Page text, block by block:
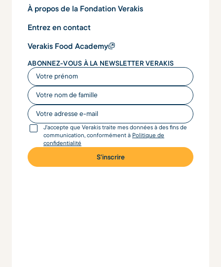
À propos de la Fondation Verakis
Entrez en contact
Verakis Food Academy
ABONNEZ-VOUS À LA NEWSLETTER VERAKIS
Votre prénom
Votre nom de famille
Votre adresse e-mail
J'accepte que Verakis traite mes données à des fins de
communication, conformément à Politique de
confidentialité